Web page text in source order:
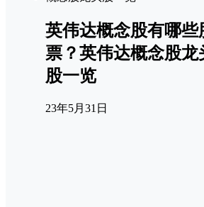
英伟达概念股有哪些
票？英伟达概念股龙
股一览
23年5月31日